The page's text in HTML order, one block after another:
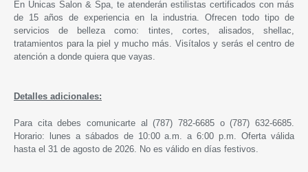
En Unicas Salon & Spa, te atenderán estilistas certificados con más
de 15 años de experiencia en la industria. Ofrecen todo tipo de
servicios de belleza como: tintes, cortes, alisados, shellac,
tratamientos para la piel y mucho más. Visítalos y serás el centro de
atención a donde quiera que vayas.
Detalles adicionales:
Para cita debes comunicarte al (787) 782-6685 o (787) 632-6685.
Horario: lunes a sábados de 10:00 a.m. a 6:00 p.m. Oferta válida
hasta el 31 de agosto de 2026. No es válido en días festivos.